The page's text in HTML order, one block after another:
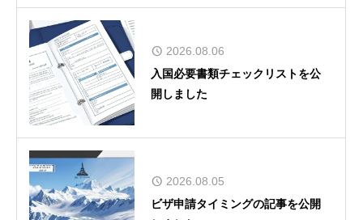
2026.08.06
入国必要書類チェックリストを公
開しました
2026.08.05
ビザ申請タイミングの記事を公開